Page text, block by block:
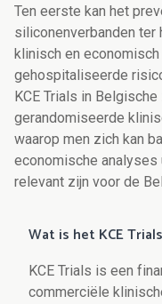
Ten eerste kan het
siliconenverbanden ter
klinisch en
gehospitaliseerde
KCE Trials in
gerandomiseerde
waarop men zich kan
economische analyses
relevant zijn voor de
Wat is het KCE
KCE Trials is een
commerciële